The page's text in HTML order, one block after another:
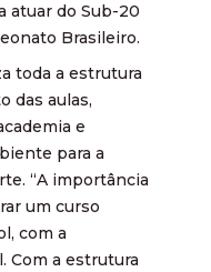
atuar do Sub-20
Brasileiro.
toda a estrutura
das aulas,
e
para a
“A importância
um curso
com a
Com a estrutura